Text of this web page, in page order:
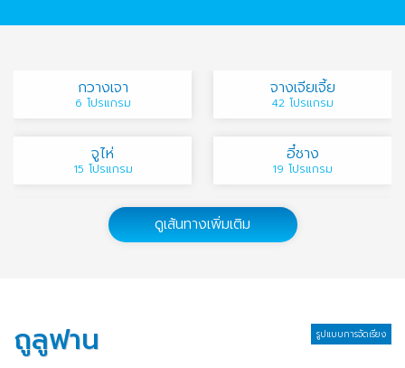
กวางเจา
6 โปรแกรม
จางเจียเจี้ย
42 โปรแกรม
จูไห่
15 โปรแกรม
อี๋ชาง
19 โปรแกรม
ซัวเถา
5 โปรแกรม
ลาซา
2 โปรแกรม
กุ้ยหลิน จิ่วจ้ายโกว
ดูเส้นทางเพิ่มเติม
ถูลูฟาน รูปแบบการจัดเรียง